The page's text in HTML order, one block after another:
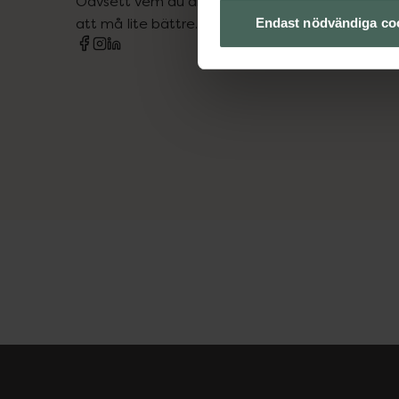
Endast nödvändiga
att må lite bättre. Välkommen att prata med